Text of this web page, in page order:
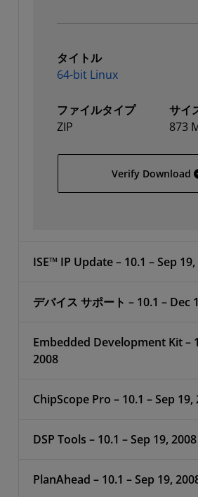
タイトル
64-bit Linux
ファイルタイプ
ZIP
サイ
873
Verify Download
ISE™ IP Update – 10.1 – Sep
デバイス サポート – 10.1 – Dec
Embedded Development Kit –
2008
ChipScope Pro – 10.1 – Sep 19,
DSP Tools – 10.1 – Sep 19, 2008
PlanAhead – 10.1 – Sep 19,